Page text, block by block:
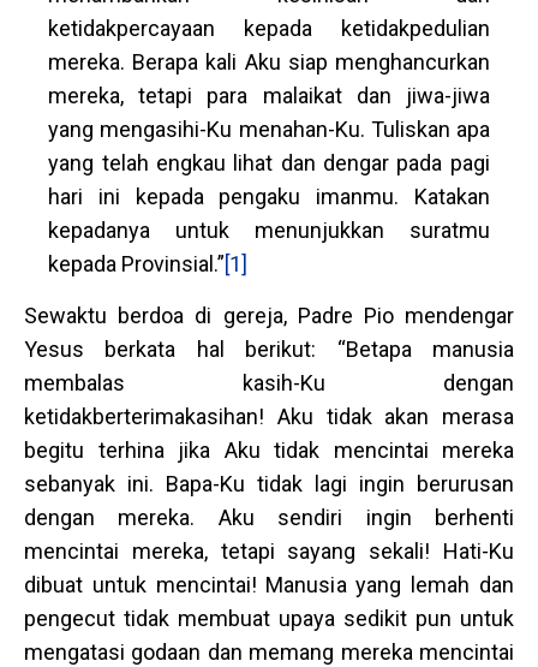
ketidakpercayaan kepada ketidakpedulian
mereka. Berapa kali Aku siap menghancurkan
mereka, tetapi para malaikat dan jiwa-jiwa
yang mengasihi-Ku menahan-Ku. Tuliskan apa
yang telah engkau lihat dan dengar pada pagi
hari ini kepada pengaku imanmu. Katakan
kepadanya untuk menunjukkan suratmu
kepada Provinsial.”[1]
Sewaktu berdoa di gereja, Padre Pio mendengar
Yesus berkata hal berikut: “Betapa manusia
membalas kasih-Ku dengan
ketidakberterimakasihan! Aku tidak akan merasa
begitu terhina jika Aku tidak mencintai mereka
sebanyak ini. Bapa-Ku tidak lagi ingin berurusan
dengan mereka. Aku sendiri ingin berhenti
mencintai mereka, tetapi sayang sekali! Hati-Ku
dibuat untuk mencintai! Manusia yang lemah dan
pengecut tidak membuat upaya sedikit pun untuk
mengatasi godaan dan memang mereka mencintai